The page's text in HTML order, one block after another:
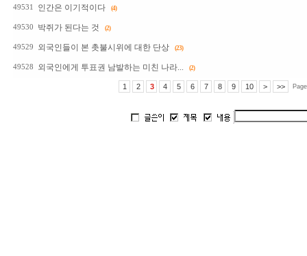
49531 인간은 이기적이다 (4)
49530 박쥐가 된다는 것 (2)
49529 외국인들이 본 촛불시위에 대한 단상 (23)
49528 외국인에게 투표권 남발하는 미친 나라... (2)
1 2 3 4 5 6 7 8 9 10 > >>